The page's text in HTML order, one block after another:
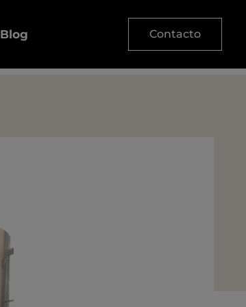
Blog Contacto